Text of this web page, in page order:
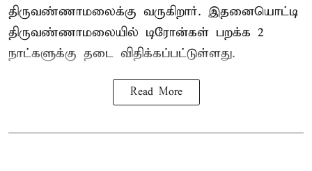
திருவண்ணாமலைக்கு வருகிறார். இதனையொட்டி
திருவண்ணாமலையில் டிரோன்கள் பறக்க 2
நாட்களுக்கு தடை விதிக்கப்பட்டுள்ளது.
Read More